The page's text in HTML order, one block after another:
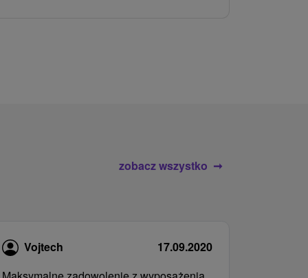
zobacz wszystko
Vojtech
17.09.2020